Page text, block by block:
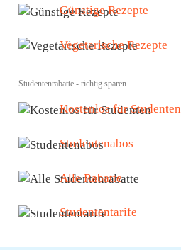
Günstige Rezepte
Vegetarische Rezepte
Studentenrabatte - richtig sparen
Kostenlos für Studenten
Studentenabos
Alle Rabatte
Studententarife